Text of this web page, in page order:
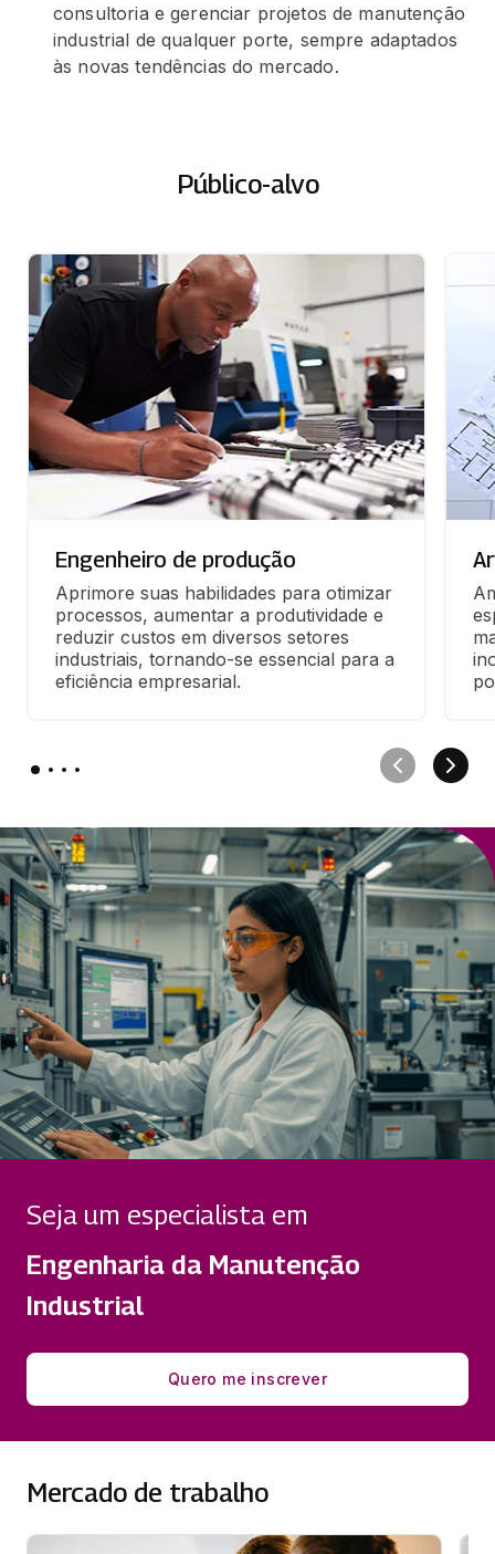
consultoria e gerenciar projetos de manutenção
industrial de qualquer porte, sempre adaptados
às novas tendências do mercado.
Público-alvo
Engenheiro de produção
Aprimore suas habilidades para otimizar
processos, aumentar a produtividade e
reduzir custos em diversos setores
industriais, tornando-se essencial para a
eficiência empresarial.
Seja um especialista em
Engenharia da Manutenção
Industrial
Quero me inscrever
Mercado de trabalho